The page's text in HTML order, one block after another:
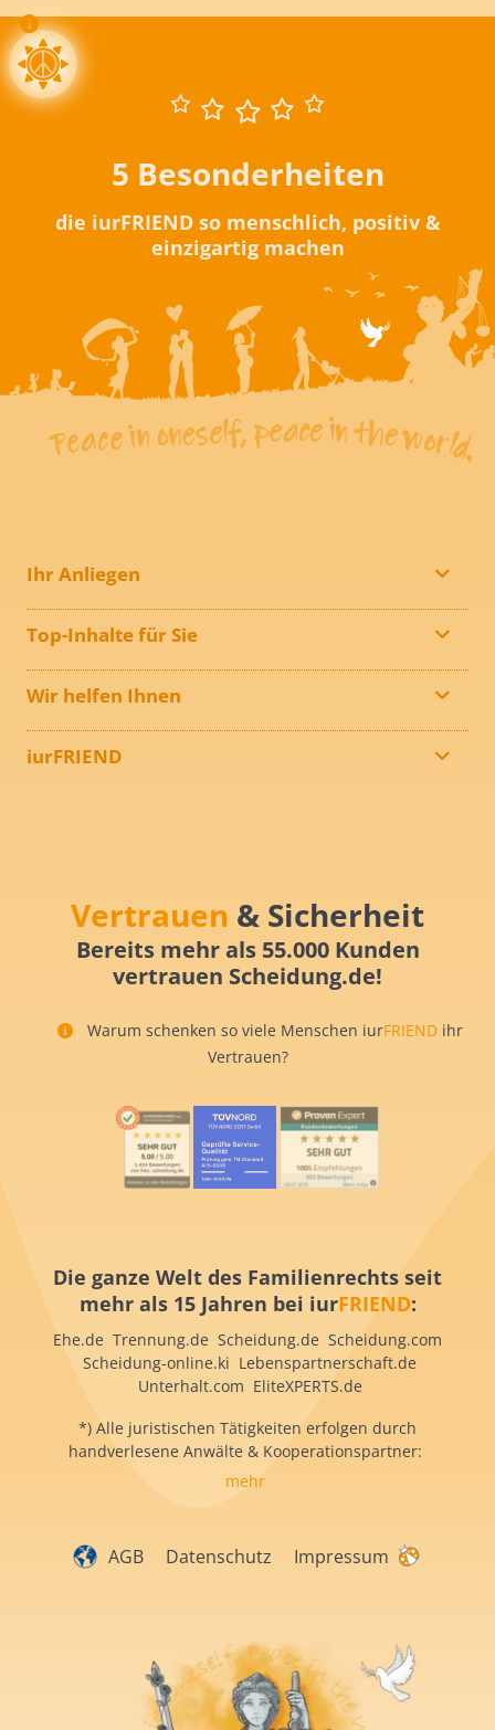
5 Besonderheiten
die iurFRIEND so menschlich, positiv &
einzigartig machen
Ihr Anliegen
Top-Inhalte für Sie
Wir helfen Ihnen
iurFRIEND
Vertrauen & Sicherheit
Bereits mehr als 55.000 Kunden
vertrauen Scheidung.de!
Warum schenken so viele Menschen iurFRIEND ihr
Vertrauen?
Die ganze Welt des Familienrechts seit
mehr als 15 Jahren bei iurFRIEND:
Ehe.de Trennung.de Scheidung.de Scheidung.com
Scheidung-online.ki Lebenspartnerschaft.de
Unterhalt.com EliteXPERTS.de
*) Alle juristischen Tätigkeiten erfolgen durch
handverlesene Anwälte & Kooperationspartner:
mehr
AGB Datenschutz Impressum